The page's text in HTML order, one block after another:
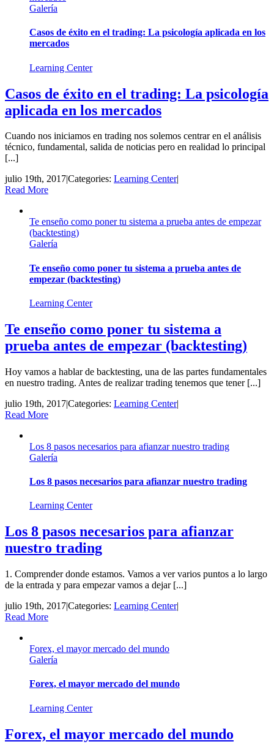
Galería
Casos de éxito en el trading: La psicología aplicada en los
mercados
Learning Center
Casos de éxito en el trading: La psicología
aplicada en los mercados
Cuando nos iniciamos en trading nos solemos centrar en el análisis
técnico, fundamental, salida de noticias pero en realidad lo principal
[...]
julio 19th, 2017|Categories: Learning Center|
Read More
Te enseño como poner tu sistema a prueba antes de empezar
(backtesting)
Galería
Te enseño como poner tu sistema a prueba antes de
empezar (backtesting)
Learning Center
Te enseño como poner tu sistema a
prueba antes de empezar (backtesting)
Hoy vamos a hablar de backtesting, una de las partes fundamentales
en nuestro trading. Antes de realizar trading tenemos que tener [...]
julio 19th, 2017|Categories: Learning Center|
Read More
Los 8 pasos necesarios para afianzar nuestro trading
Galería
Los 8 pasos necesarios para afianzar nuestro trading
Learning Center
Los 8 pasos necesarios para afianzar
nuestro trading
1. Comprender donde estamos. Vamos a ver varios puntos a lo largo
de la entrada y para empezar vamos a dejar [...]
julio 19th, 2017|Categories: Learning Center|
Read More
Forex, el mayor mercado del mundo
Galería
Forex, el mayor mercado del mundo
Learning Center
Forex, el mayor mercado del mundo